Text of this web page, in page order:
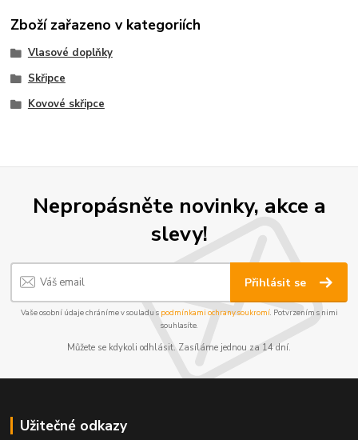
Zboží zařazeno v kategoriích
Vlasové doplňky
Skřipce
Kovové skřipce
Nepropásněte novinky, akce a
slevy!
Přihlásit se
Vaše osobní údaje chráníme v souladu s podmínkami ochrany soukromí. Potvrzením s nimi
souhlasíte.
Můžete se kdykoli odhlásit. Zasíláme jednou za 14 dní.
Užitečné odkazy